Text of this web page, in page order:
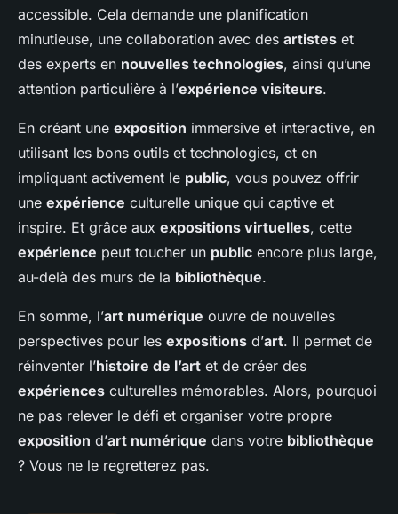
accessible. Cela demande une planification
minutieuse, une collaboration avec des artistes et
des experts en nouvelles technologies, ainsi qu’une
attention particulière à l’expérience visiteurs.
En créant une exposition immersive et interactive, en
utilisant les bons outils et technologies, et en
impliquant activement le public, vous pouvez offrir
une expérience culturelle unique qui captive et
inspire. Et grâce aux expositions virtuelles, cette
expérience peut toucher un public encore plus large,
au-delà des murs de la bibliothèque.
En somme, l’art numérique ouvre de nouvelles
perspectives pour les expositions d’art. Il permet de
réinventer l’histoire de l’art et de créer des
expériences culturelles mémorables. Alors, pourquoi
ne pas relever le défi et organiser votre propre
exposition d’art numérique dans votre bibliothèque
? Vous ne le regretterez pas.